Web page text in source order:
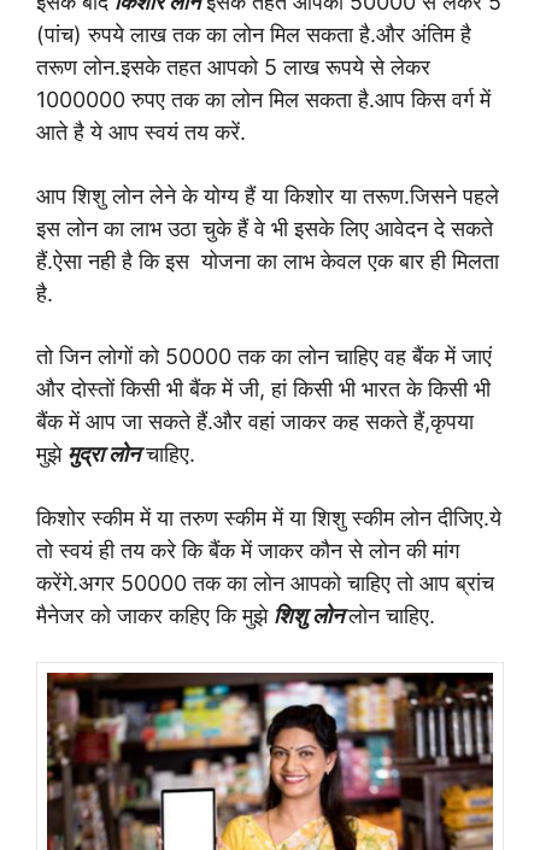
(पांच) रुपये लाख तक का लोन मिल सकता है.और अंतिम है
तरूण लोन.इसके तहत आपको 5 लाख रूपये से लेकर
1000000 रुपए तक का लोन मिल सकता है.आप किस वर्ग में
आते है ये आप स्वयं तय करें.
आप शिशु लोन लेने के योग्य हैं या किशोर या तरूण.जिसने पहले
इस लोन का लाभ उठा चुके हैं वे भी इसके लिए आवेदन दे सकते
हैं.ऐसा नही है कि इस योजना का लाभ केवल एक बार ही मिलता
है.
तो जिन लोगों को 50000 तक का लोन चाहिए वह बैंक में जाएं
और दोस्तों किसी भी बैंक में जी, हां किसी भी भारत के किसी भी
बैंक में आप जा सकते हैं.और वहां जाकर कह सकते हैं,कृपया
मुझे मुद्रा लोनचाहिए.
किशोर स्कीम में या तरुण स्कीम में या शिशु स्कीम लोन दीजिए.ये
तो स्वयं ही तय करे कि बैंक में जाकर कौन से लोन की मांग
करेंगे.अगर 50000 तक का लोन आपको चाहिए तो आप ब्रांच
मैनेजर को जाकर कहिए कि मुझे शिशु लोनलोन चाहिए.